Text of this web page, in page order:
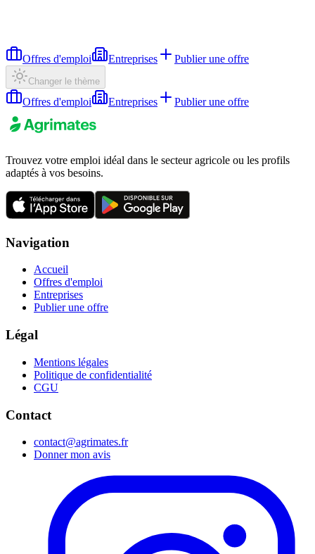
Offres d'emploi Entreprises Publier une offre
Changer le thème
Offres d'emploi Entreprises Publier une offre
Trouvez votre emploi idéal dans le secteur agricole ou les profils
adaptés à vos besoins.
Navigation
Accueil
Offres d'emploi
Entreprises
Publier une offre
Légal
Mentions légales
Politique de confidentialité
CGU
Contact
contact@agrimates.fr
Donner mon avis